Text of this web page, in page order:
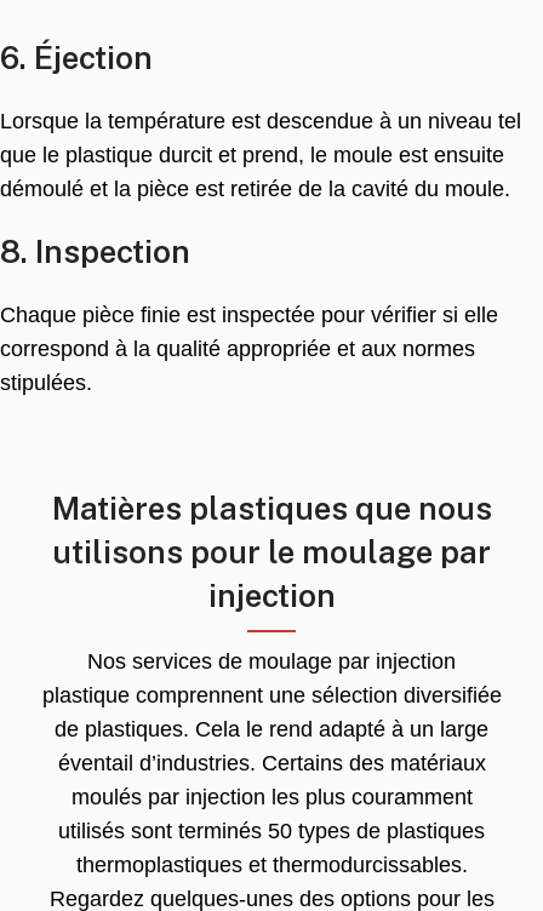
6. Éjection
Lorsque la température est descendue à un niveau tel
que le plastique durcit et prend, le moule est ensuite
démoulé et la pièce est retirée de la cavité du moule.
8. Inspection
Chaque pièce finie est inspectée pour vérifier si elle
correspond à la qualité appropriée et aux normes
stipulées.
Matières plastiques que nous
utilisons pour le moulage par
injection
Nos services de moulage par injection
plastique comprennent une sélection diversifiée
de plastiques. Cela le rend adapté à un large
éventail d’industries. Certains des matériaux
moulés par injection les plus couramment
utilisés sont terminés 50 types de plastiques
thermoplastiques et thermodurcissables.
Regardez quelques-unes des options pour les